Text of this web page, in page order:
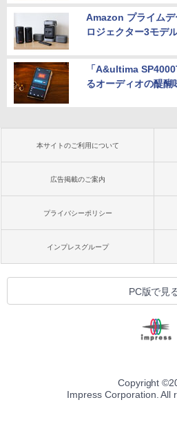
Amazon プライム
ロジェクター3モデ
「A&ultima
るオーディオの醍醐
本サイトのご利用について
広告掲載のご案内
プライバシーポリシー
インプレスグループ
PC版で見
Copyright ©
Impress Corporation. All